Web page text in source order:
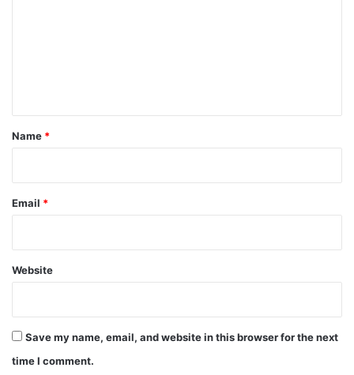
*
Name *
Email *
Website
Save my name, email, and website in this browser for the next
time I comment.